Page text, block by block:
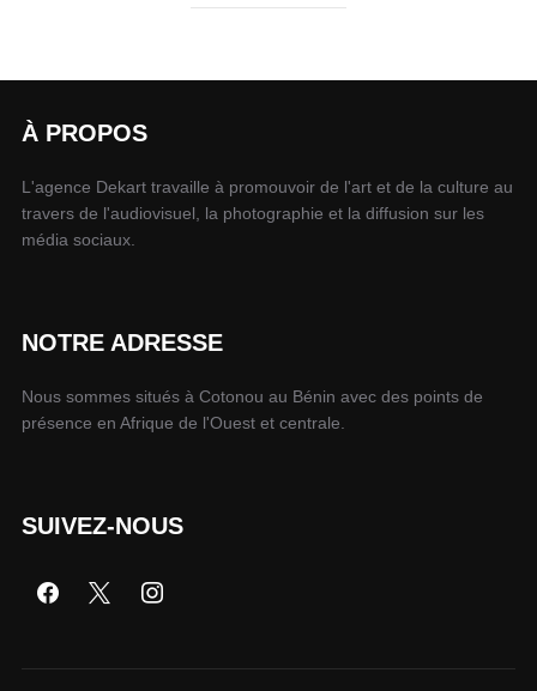
À PROPOS
L'agence Dekart travaille à promouvoir de l'art et de la culture au
travers de l'audiovisuel, la photographie et la diffusion sur les
média sociaux.
NOTRE ADRESSE
Nous sommes situés à Cotonou au Bénin avec des points de
présence en Afrique de l'Ouest et centrale.
SUIVEZ-NOUS